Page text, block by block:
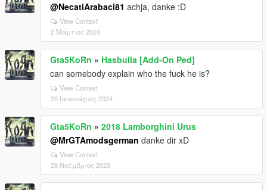
@NecatiArabaci81 achja, danke :D
View Context
2 Μάρτιος 2024
Gta5KoRn » Hasbulla [Add-On Ped]
can somebody explain who the fuck he is?
View Context
20 Ιανουάριος 2024
Gta5KoRn » 2018 Lamborghini Urus
@MrGTAmodsgerman danke dir xD
View Context
28 Νοέμβριος 2023